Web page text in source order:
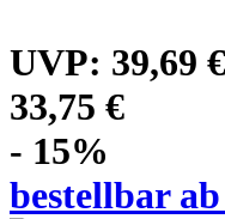
UVP: 39,69 €
33,75 €
- 15%
bestellbar ab